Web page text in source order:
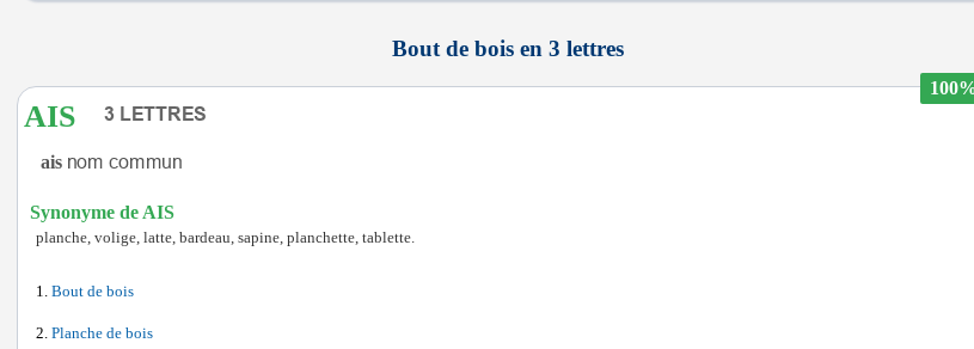
Bout de bois en 3 lettres
AIS
ais
Synonyme de AIS
planche, volige, latte, bardeau, sapine, planchette, tablette.
Bout de bois
Planche de bois